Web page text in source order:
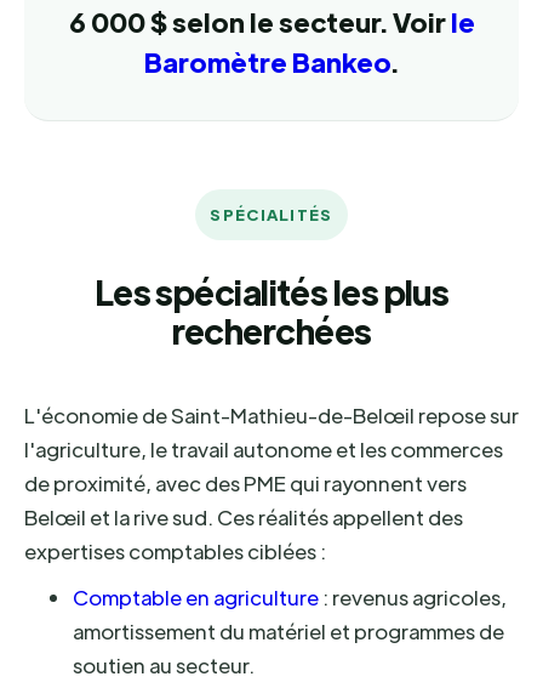
6 000 $ selon le secteur. Voirle
Baromètre Bankeo.
SPÉCIALITÉS
Les spécialités les plus
recherchées
L'économie de Saint-Mathieu-de-Belœil repose sur
l'agriculture, le travail autonome et les commerces
de proximité, avec des PME qui rayonnent vers
Belœil et la rive sud. Ces réalités appellent des
expertises comptables ciblées :
Comptable en agriculture : revenus agricoles,
amortissement du matériel et programmes de
soutien au secteur.